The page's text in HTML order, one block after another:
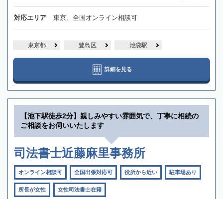
対応エリア 東京、全国オンライン相談可
東京都 豊島区 池袋駅
詳細を見る
【池下駅徒歩2分】親しみやすい雰囲気で、丁寧に相続の
ご相談をお伺いいたします
司法書士近藤麻里事務所
オンライン相談可 全国出張対応可 役所から近い 駐車場あり
所長が女性 女性司法書士在籍